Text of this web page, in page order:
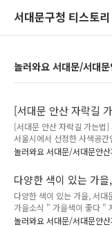
서대문구청 티스토
놀러와요 서대문/서대
[서대문 안산 자락길
어떻게 가요?
[서대문 안산 자락길 가는법
서울시에서 선정한 사색공
숲에서 한 해동안 지기가 열
문 안산 자락길을 가는법을
무나 예쁘고, 아름다운 서대
알려드리고자 되돌아오는
비한 안산자락길 가는법! 함
락길 지도 ★ 서대문 안산 자
놀러와요 서대문/서대문안
다양한 색이 있는 가
전하는 늦깍이 가을
다양한 색이 있는 가을, 서대
가을소식 " 가을색이 좋다 "
가을도 막바지에 이르고 있
놀러와요 서대문/서대문안